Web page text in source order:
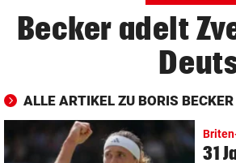
Becker adelt
ALLE ARTIKEL ZU BORIS BECKER
31